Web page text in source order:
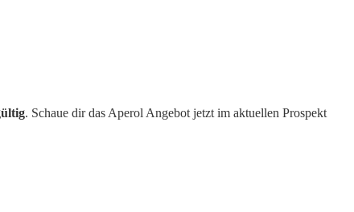
. Schaue dir das Aperol Angebot jetzt im aktuellen Prospekt